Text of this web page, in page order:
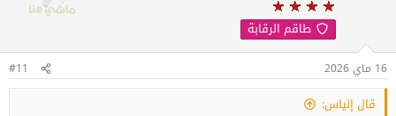
طاقم الرقابة
16 ماي 2026 #11
قال إلياس: